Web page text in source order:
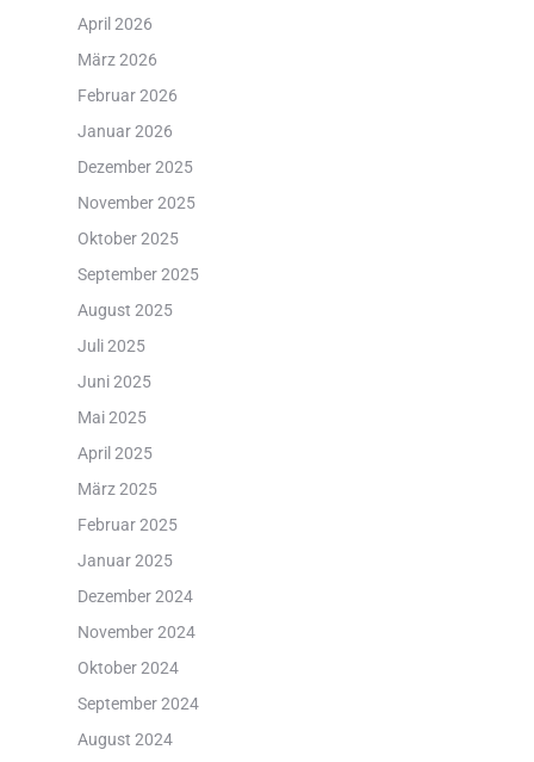
April 2026
März 2026
Februar 2026
Januar 2026
Dezember 2025
November 2025
Oktober 2025
September 2025
August 2025
Juli 2025
Juni 2025
Mai 2025
April 2025
März 2025
Februar 2025
Januar 2025
Dezember 2024
November 2024
Oktober 2024
September 2024
August 2024